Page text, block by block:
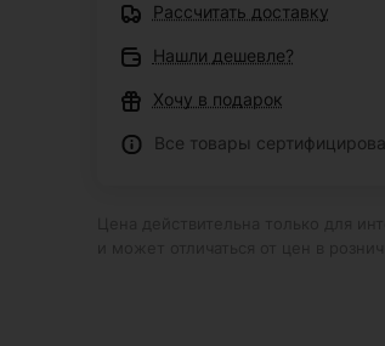
Рассчитать доставку
Нашли дешевле?
Хочу в подарок
Все товары